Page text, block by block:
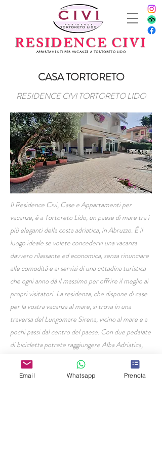
RESIDENCE CIVI
Appartamenti per vacanze a Tortoreto Lido
CASA TORTORETO
RESIDENCE CIVI TORTORETO LIDO
Il Residence Civi, Case e Appartamenti per
vacanze, è a Tortoreto Lido, un paese di mare tra i
più eleganti della costa adriatica, in Abruzzo. È il
luogo ideale se volete concedervi una vacanza
davvero rilassante ed economica, senza rinunciare
alle comodità e ai servizi di una cittadina turistica
che ogni anno dà il massimo per offrire il meglio ai
propri visitatori. La residenza, che dispone di case
per la vostra vacanza al mare, si trova in una
traversa del Lungomare Sirena, vicino al mare e a
pochi passi dal centro del paese. Con due pedalate
di bicicletta potrete raggiungere Alba Adriatica,
una delle tappe della lunghissima pista ciclabile che
collega Martinsicuro, primo paese sulla costa
Email Whatsapp Prenota